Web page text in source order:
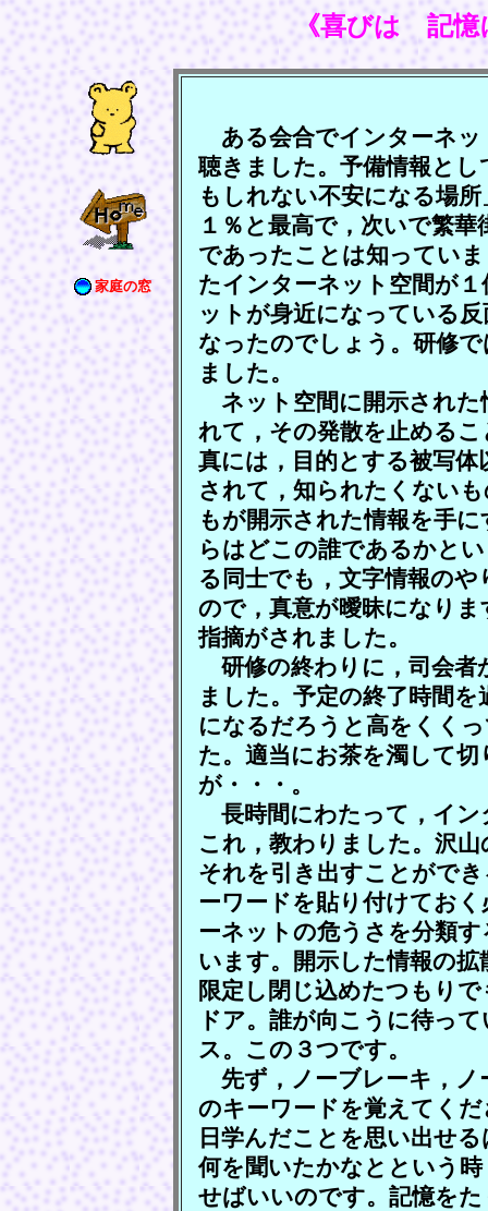
《喜びは 記憶
家庭の窓
ある会合でインターネッ
聴きました。予備情報と
もしれない不安になる場
１％と最高で，次いで繁
であったことは知ってい
たインターネット空間が
ットが身近になっている
なったのでしょう。研修
ました。
ネット空間に開示された
れて，その発散を止める
真には，目的とする被写
されて，知られたくない
もが開示された情報を手
らはどこの誰であるかと
る同士でも，文字情報の
ので，真意が曖昧になり
指摘がされました。
研修の終わりに，司会者
ました。予定の終了時間
になるだろうと高をくく
た。適当にお茶を濁して
が・・・。
長時間にわたって，イン
これ，教わりました。沢
それを引き出すことがで
ーワードを貼り付けてお
ーネットの危うさを分類
います。開示した情報の
限定し閉じ込めたつもり
ドア。誰が向こうに待っ
ス。この３つです。
先ず，ノーブレーキ，ノ
のキーワードを覚えてく
日学んだことを思い出せ
何を聞いたかなとという
せばいいのです。記憶を